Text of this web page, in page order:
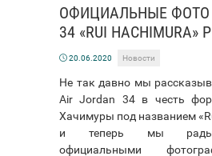
ОФИЦИАЛЬНЫЕ ФОТО
34 «RUI HACHIMURA»
20.06.2020 Новости
Не так давно мы
Air Jordan 34 в честь
Хачимуры под названием
и теперь мы рады
официальными